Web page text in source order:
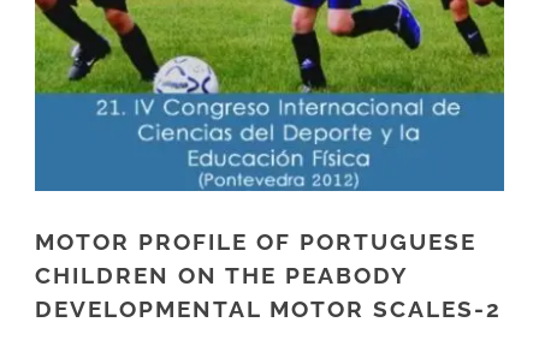
MOTOR PROFILE OF PORTUGUESE
CHILDREN ON THE PEABODY
DEVELOPMENTAL MOTOR SCALES-2